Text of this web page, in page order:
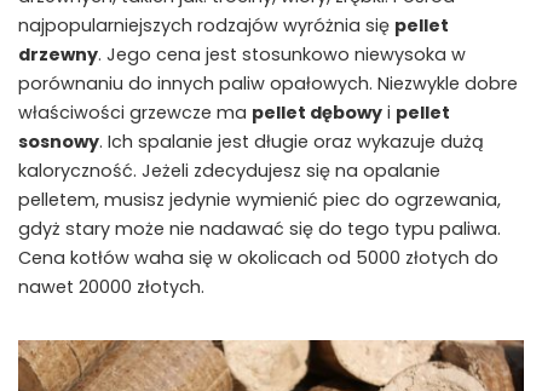
najpopularniejszych rodzajów wyróżnia się pellet
drzewny. Jego cena jest stosunkowo niewysoka w
porównaniu do innych paliw opałowych. Niezwykle dobre
właściwości grzewcze ma pellet dębowy i pellet
sosnowy. Ich spalanie jest długie oraz wykazuje dużą
kaloryczność. Jeżeli zdecydujesz się na opalanie
pelletem, musisz jedynie wymienić piec do ogrzewania,
gdyż stary może nie nadawać się do tego typu paliwa.
Cena kotłów waha się w okolicach od 5000 złotych do
nawet 20000 złotych.